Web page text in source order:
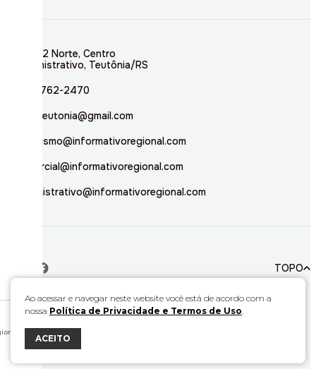
Ao acessar e navegar neste website você está de acordo com a
nossa Política de Privacidade e Termos de Uso.
ACEITO
Rua 02 Norte, Centro
Administrativo, Teutônia/RS
(51) 3762-2470
inforteutonia@gmail.com
jornalismo@informativoregional.com
comercial@informativoregional.com
administrativo@informativoregional.com
TOPO
© 2026. Todos direitos reservados a Informativo Regional.
redistribuído sem autorização.
Desenvolvido porBravo Interativa.